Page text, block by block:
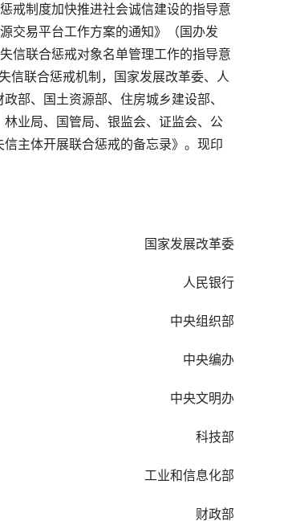
戒制度加快推进社会诚信建设的指导意
交易平台工作方案的通知》（国办发
信联合惩戒对象名单管理工作的指导意
信联合惩戒机制，国家发展改革委、人
部、国土资源部、住房城乡建设部、
业局、国管局、银监会、证监会、公
主体开展联合惩戒的备忘录》。现印
国家发展改革委
人民银行
中央组织部
中央编办
中央文明办
科技部
工业和信息化部
财政部